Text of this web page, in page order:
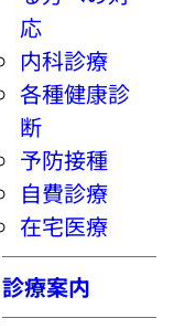
応
内科診療
各種健康診
断
予防接種
自費診療
在宅医療
診療案内